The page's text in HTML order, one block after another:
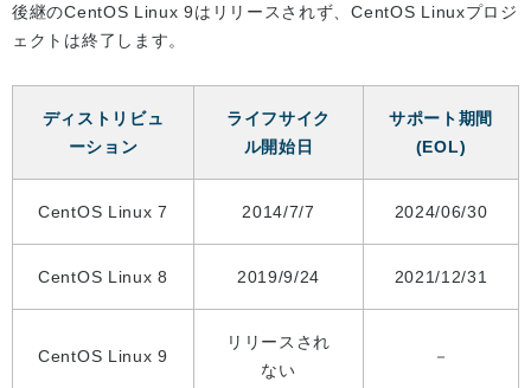
後継のCentOS Linux 9はリリースされず、CentOS Linuxプロジ
ェクトは終了します。
ディストリビュ
ーション
ライフサイク
ル開始日
サポート期間
(EOL)
CentOS Linux 7 2014/7/7 2024/06/30
CentOS Linux 8 2019/9/24 2021/12/31
CentOS Linux 9
リリースされ
ない
－